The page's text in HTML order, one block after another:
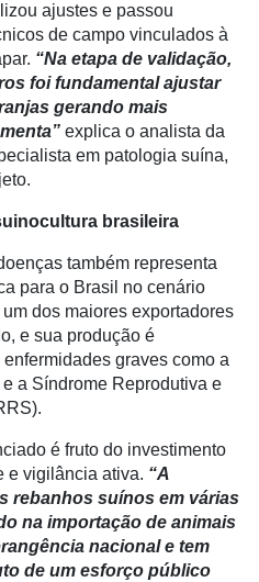
ajustes e passou
de campo vinculados à
“Na etapa de validação,
foi fundamental ajustar
gerando mais
explica o analista da
em patologia suína,
brasileira
também representa
para o Brasil no cenário
dos maiores exportadores
e sua produção é
graves como a
a Síndrome Reprodutiva e
é fruto do investimento
e vigilância ativa. “A
rebanhos suínos em várias
na importação de animais
nacional e tem
de um esforço público